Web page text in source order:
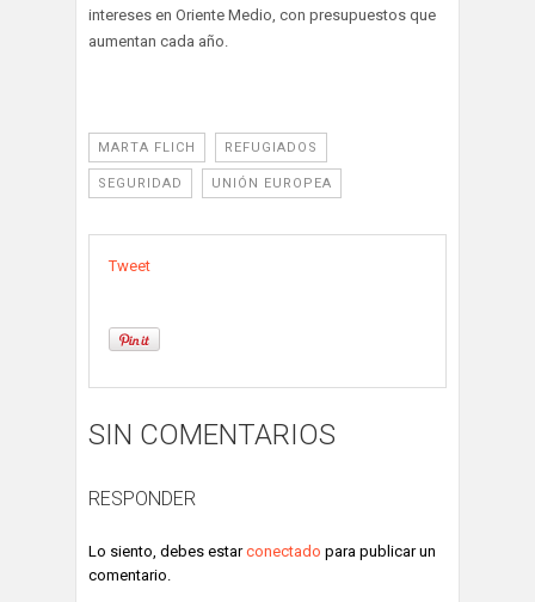
intereses en Oriente Medio, con presupuestos que
aumentan cada año.
MARTA FLICH REFUGIADOS
SEGURIDAD UNIÓN EUROPEA
Tweet
SIN COMENTARIOS
RESPONDER
Lo siento, debes estarconectado para publicar un
comentario.